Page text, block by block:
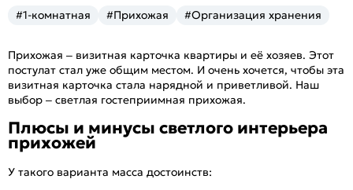
#1-комнатная #Прихожая #Организация хранения
Прихожая – визитная карточка квартиры и её хозяев. Этот
постулат стал уже общим местом. И очень хочется, чтобы эта
визитная карточка стала нарядной и приветливой. Наш
выбор – светлая гостеприимная прихожая.
Плюсы и минусы светлого интерьера
прихожей
У такого варианта масса достоинств: